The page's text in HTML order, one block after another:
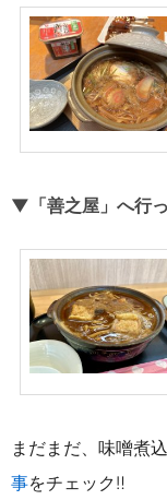
▼「善之屋」 へ行
まだまだ、味噌煮
事をチェック‼